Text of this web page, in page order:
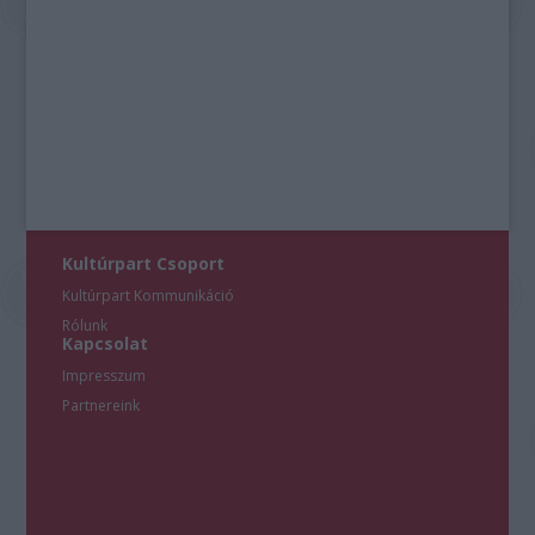
Kultúrpart Csoport
Kultúrpart Kommunikáció
Rólunk
Kapcsolat
Impresszum
Partnereink